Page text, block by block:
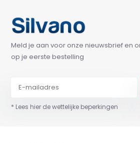
Meld je aan voor onze nieuwsbrief en
op je eerste bestelling
* Lees hier de wettelijke beperkingen